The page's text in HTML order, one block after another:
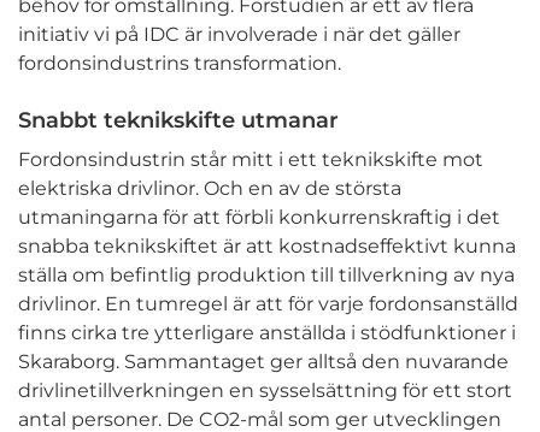
behov för omställning. Förstudien är ett av flera
initiativ vi på IDC är involverade i när det gäller
fordonsindustrins transformation.
Snabbt teknikskifte utmanar
Fordonsindustrin står mitt i ett teknikskifte mot
elektriska drivlinor. Och en av de största
utmaningarna för att förbli konkurrenskraftig i det
snabba teknikskiftet är att kostnadseffektivt kunna
ställa om befintlig produktion till tillverkning av nya
drivlinor. En tumregel är att för varje fordonsanställd
finns cirka tre ytterligare anställda i stödfunktioner i
Skaraborg. Sammantaget ger alltså den nuvarande
drivlinetillverkningen en sysselsättning för ett stort
antal personer. De CO2-mål som ger utvecklingen